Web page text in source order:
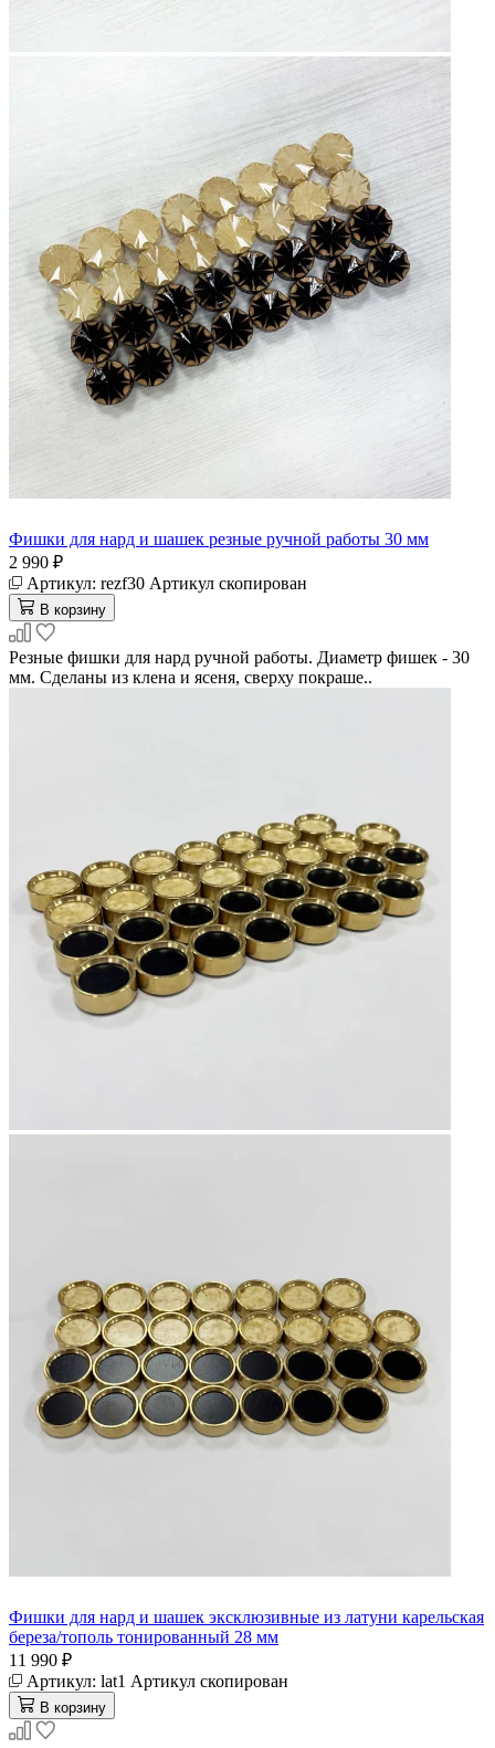
Фишки для нард и шашек резные ручной работы 30 мм
2 990 ₽
Артикул: rezf30 Артикул скопирован
В корзину
Резные фишки для нард ручной работы. Диаметр фишек - 30
мм. Сделаны из клена и ясеня, сверху покраше..
Фишки для нард и шашек эксклюзивные из латуни карельская
береза/тополь тонированный 28 мм
11 990 ₽
Артикул: lat1 Артикул скопирован
В корзину